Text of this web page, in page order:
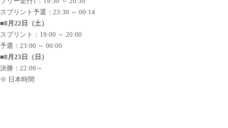
スプリント予選：23:30 ～ 00:14
■8月22日（土）
スプリント：19:00 ～ 20:00
予選：23:00 ～ 00:00
■8月23日（日）
決勝：22:00～
※ 日本時間